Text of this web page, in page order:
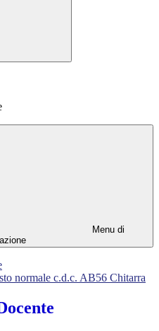
Menu di
normale c.d.c. AB56 Chitarra